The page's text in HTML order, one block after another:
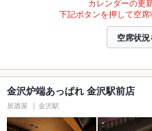
カレンダーの更
下記ボタンを押して空席
空席状
金沢炉端あっぱれ 金沢駅前店
居酒屋 金沢駅